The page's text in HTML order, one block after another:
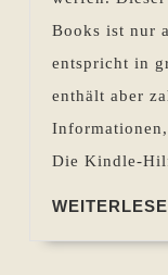
Books ist nur
entspricht in
enthält aber
Die Kindle-